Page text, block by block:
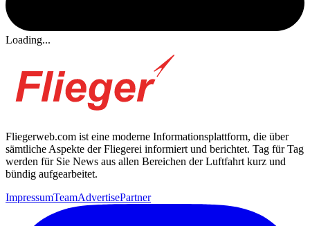
Loading...
Fliegerweb.com ist eine moderne Informationsplattform, die über
sämtliche Aspekte der Fliegerei informiert und berichtet. Tag für Tag
werden für Sie News aus allen Bereichen der Luftfahrt kurz und
bündig aufgearbeitet.
ImpressumTeamAdvertisePartner